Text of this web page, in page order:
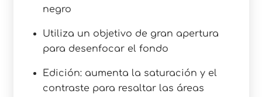
negro
Utiliza un objetivo de gran apertura
para desenfocar el fondo
Edición: aumenta la saturación y el
contraste para resaltar las áreas